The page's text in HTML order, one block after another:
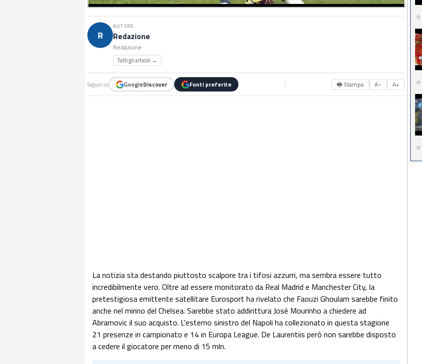
R
AUTORE
Redazione
Redazione
Tutti gli articoli →
Seguici su GoogleDiscover Fonti preferite 🖶 Stampa A− A+
La notizia sta destando piuttosto scalpore tra i tifosi azzurri, ma sembra essere tutto
incredibilmente vero. Oltre ad essere monitorato da Real Madrid e Manchester City, la
pretestigiosa emittente satellitare Eurosport ha rivelato che Faouzi Ghoulam sarebbe finito
anche nel mirino del Chelsea. Sarebbe stato addirittura Josè Mourinho a chiedere ad
Abramovic il suo acquisto. L'esterno sinistro del Napoli ha collezionato in questa stagione
21 presenze in campionato e 14 in Europa League. De Laurentiis però non sarebbe disposto
a cedere il giocatore per meno di 15 mln.